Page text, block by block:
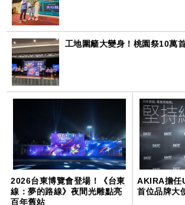
工地圍籬大變身！桃園祭10萬
2026台東博覽會登場！《台東
線：夢的路線》夜間光雕點亮
百年舊站
AKIRA擔任
首位品牌大